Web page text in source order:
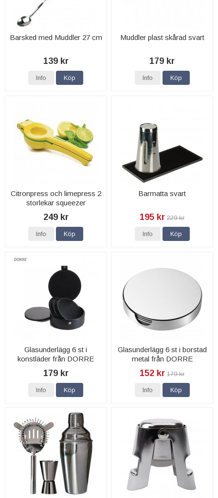
Barsked med Muddler 27 cm
139 kr
Info Köp
Muddler plast skårad svart
179 kr
Info Köp
Citronpress och limepress 2
storlekar squeezer
249 kr
Info Köp
Barmatta svart
195 kr 229 kr
Info Köp
Glasunderlägg 6 st i
konstläder från DORRE
179 kr
Info Köp
Glasunderlägg 6 st i borstad
metal från DORRE
152 kr 179 kr
Info Köp